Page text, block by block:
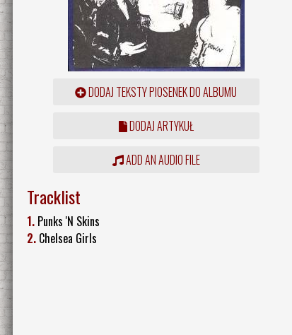
DODAJ TEKSTY PIOSENEK DO ALBUMU
DODAJ ARTYKUŁ
ADD AN AUDIO FILE
Tracklist
1. Punks 'N Skins
2. Chelsea Girls